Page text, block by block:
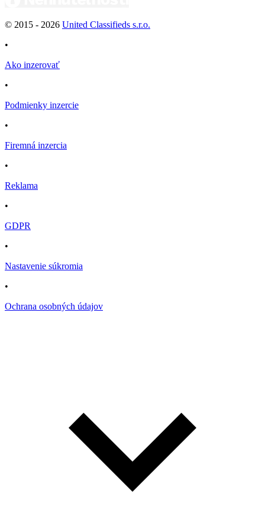
© 2015 - 2026 United Classifieds s.r.o.
•
Ako inzerovať
•
Podmienky inzercie
•
Firemná inzercia
•
Reklama
•
GDPR
•
Nastavenie súkromia
•
Ochrana osobných údajov